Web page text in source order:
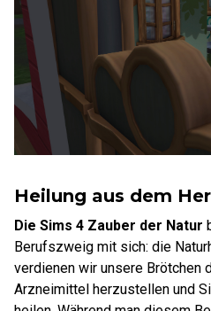
Heilung aus dem
Die Sims 4 Zauber der Natur
Berufszweig mit sich: die
verdienen wir unsere Brötchen
Arzneimittel herzustellen und